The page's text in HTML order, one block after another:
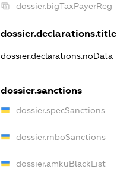
dossier.bigTaxPayerReg
dossier.declarations.title
dossier.declarations.noData
dossier.sanctions
dossier.specSanctions
dossier.rnboSanctions
dossier.amkuBlackList